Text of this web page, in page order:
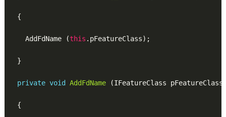
{
    AddFdName (
this .pFeatureClass);
  }
private void AddFdName (IFeatureClass
{